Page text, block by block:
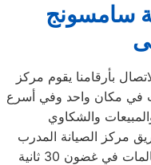
سامسونج
بأرقامنا يقوم مركز
في مكان واحد وفي أسرع
مركز الصيانة المدرب
غضون 30 ثانية